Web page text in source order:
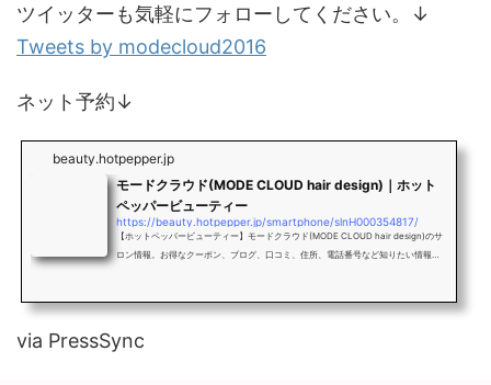
ツイッターも気軽にフォローしてください。↓
Tweets by modecloud2016
ネット予約↓
beauty.hotpepper.jp
モードクラウド(MODE CLOUD hair design)｜ホット
ペッパービューティー
https://beauty.hotpepper.jp/smartphone/slnH000354817/
【ホットペッパービューティー】モードクラウド(MODE CLOUD hair design)のサ
ロン情報。お得なクーポン、ブログ、口コミ、住所、電話番号など知りたい情報満
via PressSync